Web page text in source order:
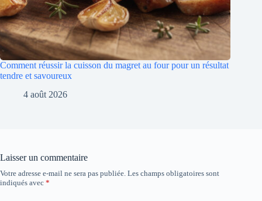
Comment réussir la cuisson du magret au four pour un résultat
tendre et savoureux
4 août 2026
Laisser un commentaire
Votre adresse e-mail ne sera pas publiée. Les champs obligatoires sont
indiqués avec *